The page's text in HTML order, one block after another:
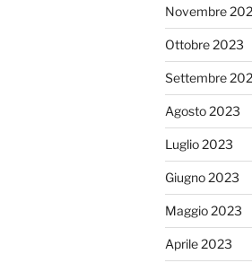
Novembre
Ottobre 2023
Settembre
Agosto 2023
Luglio 2023
Giugno 2023
Maggio 2023
Aprile 2023